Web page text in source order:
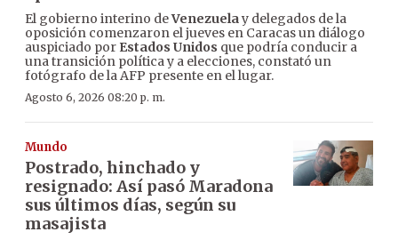
El gobierno interino deVenezuelay delegados de la
oposición comenzaron el jueves en Caracas un diálogo
auspiciado por Estados Unidos que podría conducir a
una transición política y a elecciones, constató un
fotógrafo de la AFP presente en el lugar.
Agosto 6, 2026 08:20 p. m.
Mundo
Postrado, hinchado y
resignado: Así pasó Maradona
sus últimos días, según su
masajista